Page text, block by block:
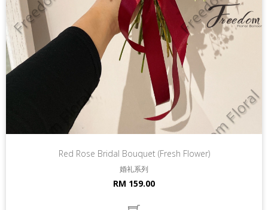
Red Rose Bridal Bouquet (Fresh Flower)
婚礼系列
RM 159.00